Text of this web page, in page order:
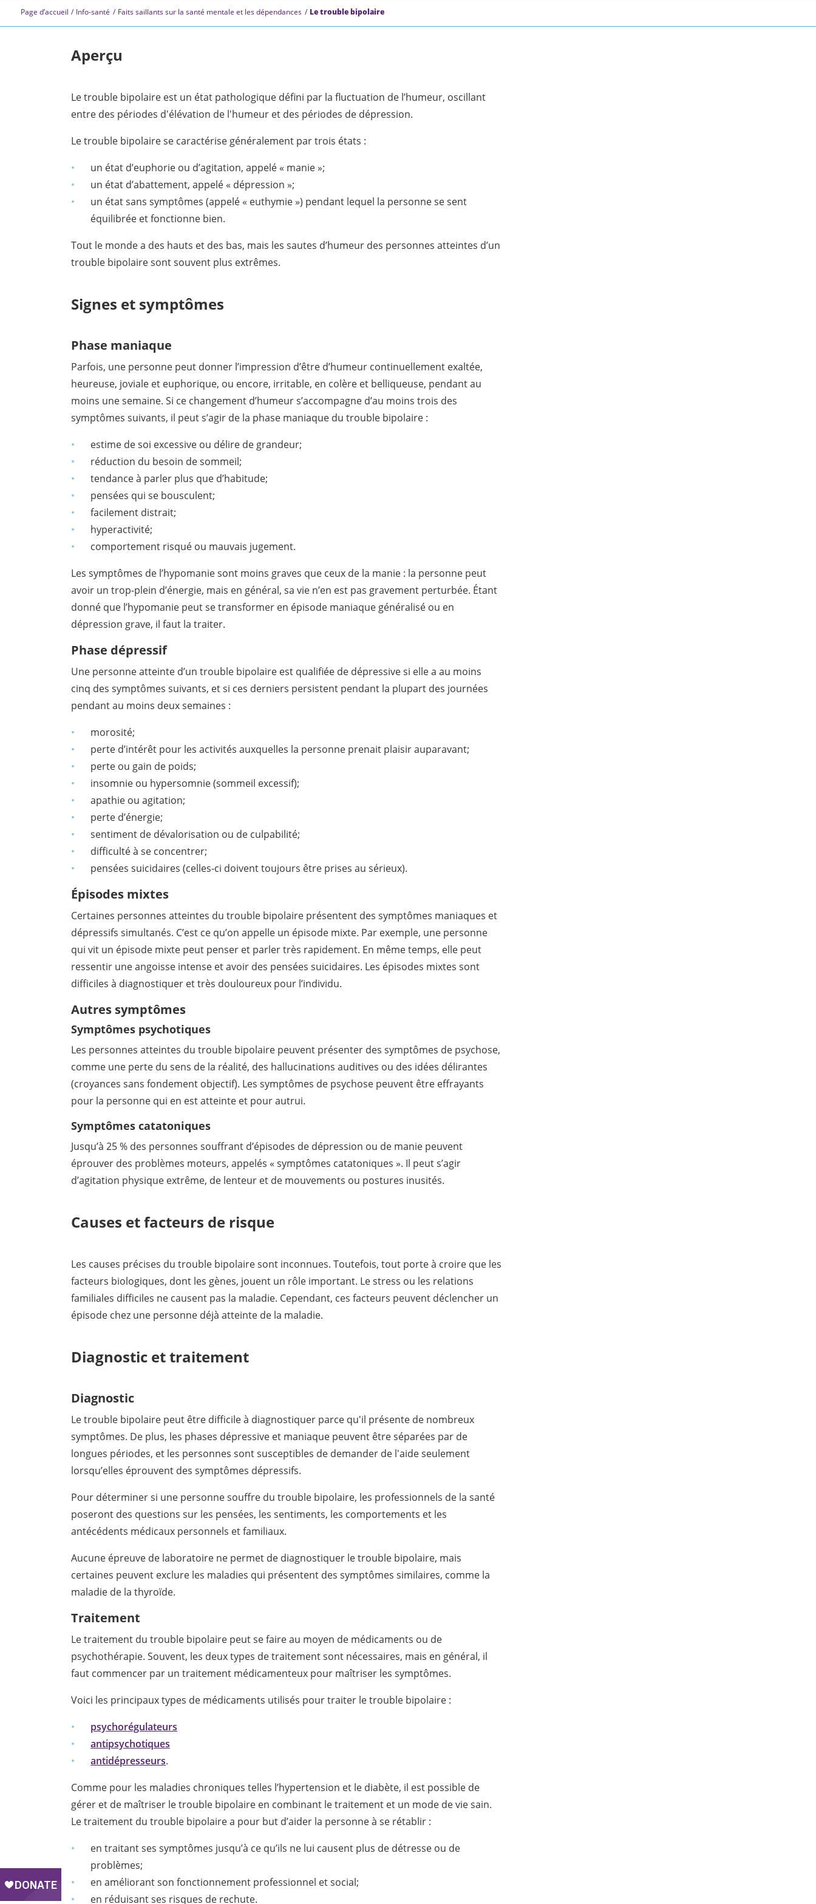
Page d’accueil Info-santé Faits saillants sur la santé mentale et les dépendances Le trouble bipolaire
Aperçu
Le trouble bipolaire est un état pathologique défini par la fluctuation de l’humeur, oscillant
entre des périodes d'élévation de l'humeur et des périodes de dépression.
Le trouble bipolaire se caractérise généralement par trois états :
un état d’euphorie ou d’agitation, appelé « manie »;
un état d’abattement, appelé « dépression »;
un état sans symptômes (appelé « euthymie ») pendant lequel la personne se sent
équilibrée et fonctionne bien.
Tout le monde a des hauts et des bas, mais les sautes d’humeur des personnes atteintes d’un
trouble bipolaire sont souvent plus extrêmes.
Signes et symptômes
Phase maniaque
Parfois, une personne peut donner l’impression d’être d’humeur continuellement exaltée,
heureuse, joviale et euphorique, ou encore, irritable, en colère et belliqueuse, pendant au
moins une semaine. Si ce changement d’humeur s’accompagne d’au moins trois des
symptômes suivants, il peut s’agir de la phase maniaque du trouble bipolaire :
estime de soi excessive ou délire de grandeur;
réduction du besoin de sommeil;
tendance à parler plus que d’habitude;
pensées qui se bousculent;
facilement distrait;
hyperactivité;
comportement risqué ou mauvais jugement.
Les symptômes de l’hypomanie sont moins graves que ceux de la manie : la personne peut
avoir un trop-plein d’énergie, mais en général, sa vie n’en est pas gravement perturbée. Étant
donné que l’hypomanie peut se transformer en épisode maniaque généralisé ou en
dépression grave, il faut la traiter.
Phase dépressif
Une personne atteinte d’un trouble bipolaire est qualifiée de dépressive si elle a au moins
cinq des symptômes suivants, et si ces derniers persistent pendant la plupart des journées
pendant au moins deux semaines :
morosité;
perte d’intérêt pour les activités auxquelles la personne prenait plaisir auparavant;
perte ou gain de poids;
insomnie ou hypersomnie (sommeil excessif);
apathie ou agitation;
perte d’énergie;
sentiment de dévalorisation ou de culpabilité;
difficulté à se concentrer;
pensées suicidaires (celles-ci doivent toujours être prises au sérieux).
Épisodes mixtes
Certaines personnes atteintes du trouble bipolaire présentent des symptômes maniaques et
dépressifs simultanés. C’est ce qu’on appelle un épisode mixte. Par exemple, une personne
qui vit un épisode mixte peut penser et parler très rapidement. En même temps, elle peut
ressentir une angoisse intense et avoir des pensées suicidaires. Les épisodes mixtes sont
difficiles à diagnostiquer et très douloureux pour l’individu.
Autres symptômes
Symptômes psychotiques
Les personnes atteintes du trouble bipolaire peuvent présenter des symptômes de psychose,
comme une perte du sens de la réalité, des hallucinations auditives ou des idées délirantes
(croyances sans fondement objectif). Les symptômes de psychose peuvent être effrayants
pour la personne qui en est atteinte et pour autrui.
Symptômes catatoniques
Jusqu’à 25 % des personnes souffrant d’épisodes de dépression ou de manie peuvent
éprouver des problèmes moteurs, appelés « symptômes catatoniques ». Il peut s’agir
d’agitation physique extrême, de lenteur et de mouvements ou postures inusités.
Causes et facteurs de risque
Les causes précises du trouble bipolaire sont inconnues. Toutefois, tout porte à croire que les
facteurs biologiques, dont les gènes, jouent un rôle important. Le stress ou les relations
familiales difficiles ne causent pas la maladie. Cependant, ces facteurs peuvent déclencher un
épisode chez une personne déjà atteinte de la maladie.
Diagnostic et traitement
Diagnostic
Le trouble bipolaire peut être difficile à diagnostiquer parce qu'il présente de nombreux
symptômes. De plus, les phases dépressive et maniaque peuvent être séparées par de
longues périodes, et les personnes sont susceptibles de demander de l'aide seulement
lorsqu’elles éprouvent des symptômes dépressifs.
Pour déterminer si une personne souffre du trouble bipolaire, les professionnels de la santé
poseront des questions sur les pensées, les sentiments, les comportements et les
antécédents médicaux personnels et familiaux.
Aucune épreuve de laboratoire ne permet de diagnostiquer le trouble bipolaire, mais
certaines peuvent exclure les maladies qui présentent des symptômes similaires, comme la
maladie de la thyroïde.
Traitement
Le traitement du trouble bipolaire peut se faire au moyen de médicaments ou de
psychothérapie. Souvent, les deux types de traitement sont nécessaires, mais en général, il
faut commencer par un traitement médicamenteux pour maîtriser les symptômes.
Voici les principaux types de médicaments utilisés pour traiter le trouble bipolaire :
psychorégulateurs
antipsychotiques
antidépresseurs.
Comme pour les maladies chroniques telles l’hypertension et le diabète, il est possible de
gérer et de maîtriser le trouble bipolaire en combinant le traitement et un mode de vie sain.
Le traitement du trouble bipolaire a pour but d’aider la personne à se rétablir :
en traitant ses symptômes jusqu’à ce qu’ils ne lui causent plus de détresse ou de
problèmes;
en améliorant son fonctionnement professionnel et social;
en réduisant ses risques de rechute.